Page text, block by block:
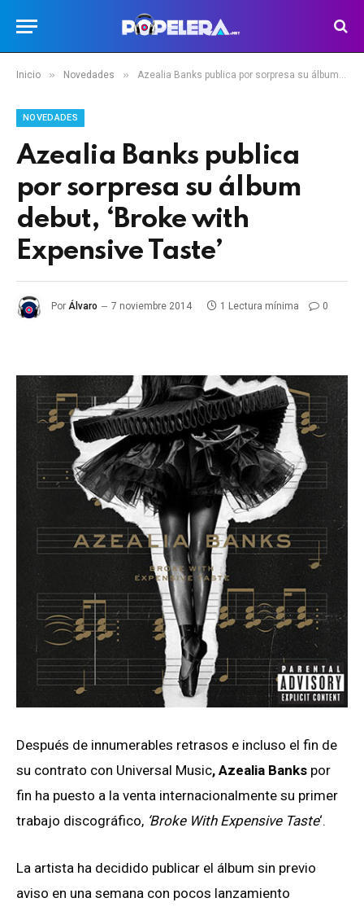
Inicio » Novedades » Azealia Banks publica por sorpresa su álbum debut, ‘Broke with Expensive Taste’
NOVEDADES
Azealia Banks publica
por sorpresa su álbum
debut, ‘Broke with
Expensive Taste’
Por Álvaro 7 noviembre 2014 1 Lectura mínima 0
Después de innumerables retrasos e incluso el fin de
su contrato con Universal Music, Azealia Banks por
fin ha puesto a la venta internacionalmente su primer
trabajo discográfico, ‘Broke With Expensive Taste‘.
La artista ha decidido publicar el álbum sin previo
aviso en una semana con pocos lanzamiento